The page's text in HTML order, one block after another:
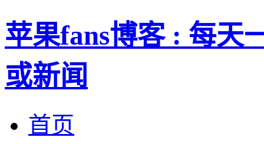
苹果fans博客 : 每天
或新闻
首页